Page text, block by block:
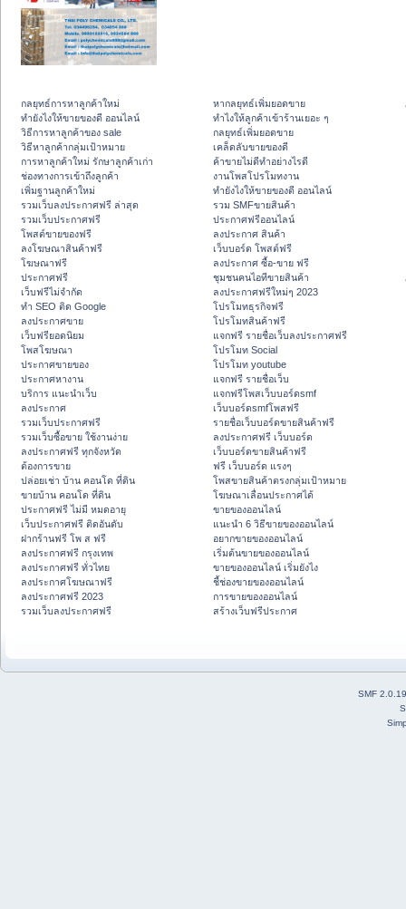
กลยุทธ์การหาลูกค้าใหม่
ทํายังไงให้ขายของดี ออนไลน์
วิธีการหาลูกค้าของ sale
วิธีหาลูกค้ากลุ่มเป้าหมาย
การหาลูกค้าใหม่ รักษาลูกค้าเก่า
ช่องทางการเข้าถึงลูกค้า
เพิ่มฐานลูกค้าใหม่
รวมเว็บลงประกาศฟรี ล่าสุด
รวมเว็บประกาศฟรี
โพสต์ขายของฟรี
ลงโฆษณาสินค้าฟรี
โฆษณาฟรี
ประกาศฟรี
เว็บฟรีไม่จำกัด
ทำ SEO ติด Google
ลงประกาศขาย
เว็บฟรียอดนิยม
โพสโฆษณา
ประกาศขายของ
ประกาศหางาน
บริการ แนะนำเว็บ
ลงประกาศ
รวมเว็บประกาศฟรี
รวมเว็บซื้อขาย ใช้งานง่าย
ลงประกาศฟรี ทุกจังหวัด
ต้องการขาย
ปล่อยเช่า บ้าน คอนโด ที่ดิน
ขายบ้าน คอนโด ที่ดิน
ประกาศฟรี ไม่มี หมดอายุ
เว็บประกาศฟรี ติดอันดับ
ฝากร้านฟรี โพ ส ฟรี
ลงประกาศฟรี กรุงเทพ
ลงประกาศฟรี ทั่วไทย
ลงประกาศโฆษณาฟรี
ลงประกาศฟรี 2023
รวมเว็บลงประกาศฟรี
หากลยุทธ์เพิ่มยอดขาย
ทําไงให้ลูกค้าเข้าร้านเยอะ ๆ
กลยุทธ์เพิ่มยอดขาย
เคล็ดลับขายของดี
ค้าขายไม่ดีทำอย่างไรดี
งานโพสโปรโมทงาน
ทํายังไงให้ขายของดี ออนไลน์
รวม SMFขายสินค้า
ประกาศฟรีออนไลน์
ลงประกาศ สินค้า
เว็บบอร์ด โพสต์ฟรี
ลงประกาศ ซื้อ-ขาย ฟรี
ชุมชนคนไอทีขายสินค้า
ลงประกาศฟรีใหม่ๆ 2023
โปรโมทธุรกิจฟรี
โปรโมทสินค้าฟรี
แจกฟรี รายชื่อเว็บลงประกาศฟรี
โปรโมท Social
โปรโมท youtube
แจกฟรี รายชื่อเว็บ
แจกฟรีโพสเว็บบอร์ดsmf
เว็บบอร์ดsmfโพสฟรี
รายชื่อเว็บบอร์ดขายสินค้าฟรี
ลงประกาศฟรี เว็บบอร์ด
เว็บบอร์ดขายสินค้าฟรี
ฟรี เว็บบอร์ด แรงๆ
โพสขายสินค้าตรงกลุ่มเป้าหมาย
โฆษณาเลื่อนประกาศได้
ขายของออนไลน์
แนะนำ 6 วิธีขายของออนไลน์
อยากขายของออนไลน์
เริ่มต้นขายของออนไลน์
ขายของออนไลน์ เริ่มยังไง
ชี้ช่องขายของออนไลน์
การขายของออนไลน์
สร้างเว็บฟรีประกาศ
SMF 2.0.19